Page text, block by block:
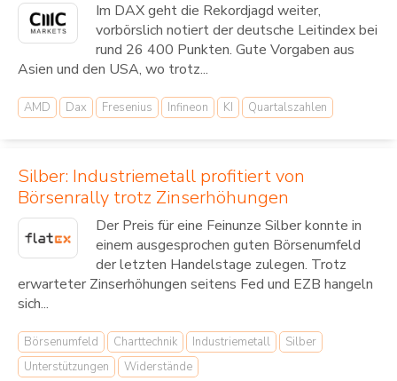
Im DAX geht die Rekordjagd weiter,
vorbörslich notiert der deutsche Leitindex bei
rund 26 400 Punkten. Gute Vorgaben aus
Asien und den USA, wo trotz...
AMD Dax Fresenius Infineon KI Quartalszahlen
Silber: Industriemetall profitiert von
Börsenrally trotz Zinserhöhungen
Der Preis für eine Feinunze Silber konnte in
einem ausgesprochen guten Börsenumfeld
der letzten Handelstage zulegen. Trotz
erwarteter Zinserhöhungen seitens Fed und EZB hangeln
sich...
Börsenumfeld Charttechnik Industriemetall
Silber
Unterstützungen
Widerstände